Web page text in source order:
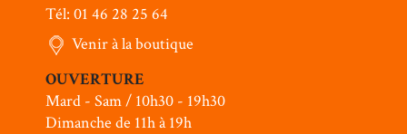
Tél: 01 46 28 25 64
Venir à la boutique
OUVERTURE
Mard - Sam / 10h30 - 19h30
Dimanche de 11h à 19h